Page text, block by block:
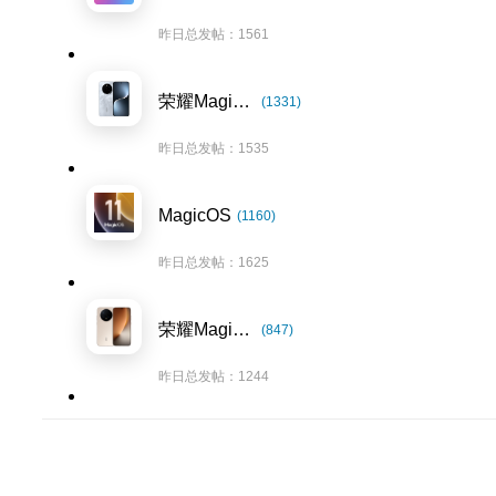
昨日总发帖：1561
荣耀Magic7系列 (1331)
昨日总发帖：1535
MagicOS (1160)
昨日总发帖：1625
荣耀Magic8系列 (847)
昨日总发帖：1244